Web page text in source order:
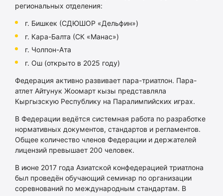
региональных отделения:
г. Бишкек (СДЮШОР «Дельфин»)
г. Кара-Балта (СК «Манас»)
г. Чолпон-Ата
г. Ош (открыто в 2025 году)
Федерация активно развивает пара-триатлон. Пара-
атлет Айтунук Жоомарт кызы представляла
Кыргызскую Республику на Паралимпийских играх.
В Федерации ведётся системная работа по разработке
нормативных документов, стандартов и регламентов.
Общее количество членов Федерации и держателей
лицензий превышает 200 человек.
В июне 2017 года Азиатской конфедерацией триатлона
был проведён обучающий семинар по организации
соревнований по международным стандартам. В